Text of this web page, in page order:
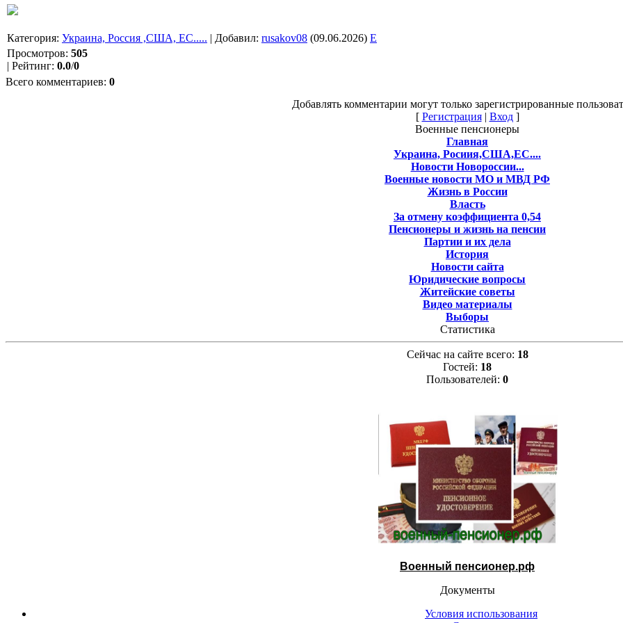
Категория: Украина, Россия ,США, ЕС..... | Добавил: rusakov08 (09.06.2026) E
Просмотров: 505
| Рейтинг: 0.0/0
Всего комментариев: 0
Добавлять комментарии могут только зарегистрированные
[ Регистрация| Вход]
Военные пенсионеры
Главная
Украина, Росиия,США,ЕС....
Новости Новороссии...
Военные новости МО и МВД РФ
Жизнь в России
Власть
За отмену коэффициента 0,54
Пенсионеры и жизнь на пенсии
Партии и их дела
История
Новости сайта
Юридические вопросы
Житейские советы
Видео материалы
Выборы
Статистика
Сейчас на сайте всего: 18
Гостей: 18
Пользователей: 0
Военный пенсионер.рф
Документы
Условия использования